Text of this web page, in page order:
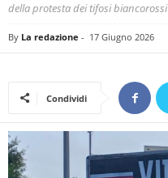
della protesta dei tifosi biancorossi
By La redazione - 17 Giugno 2026
Condividi